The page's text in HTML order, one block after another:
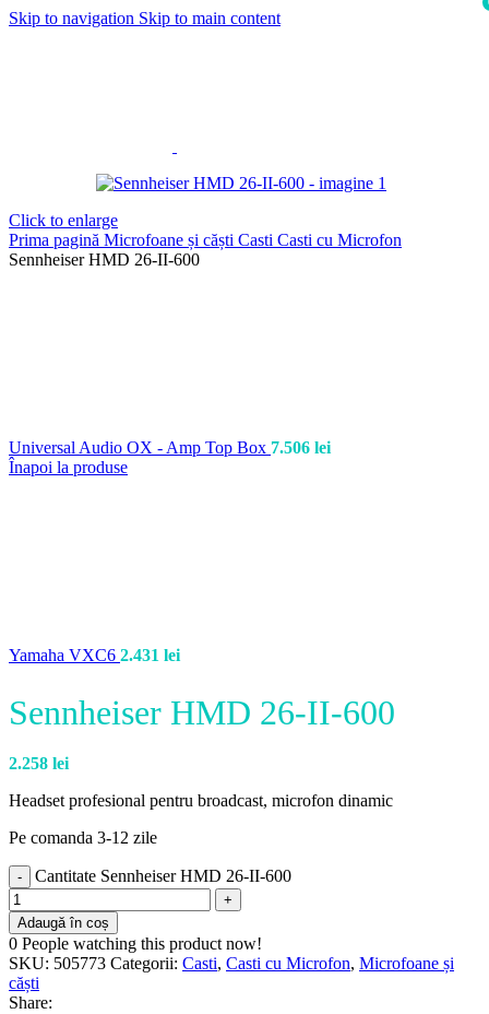
Skip to navigation Skip to main content
Click to enlarge
Prima pagină Microfoane și căști Casti Casti cu Microfon
Sennheiser HMD 26-II-600
Universal Audio OX - Amp Top Box 7.506 lei
Înapoi la produse
Yamaha VXC6 2.431 lei
Sennheiser HMD 26-II-600
2.258 lei
Headset profesional pentru broadcast, microfon dinamic
Pe comanda 3-12 zile
Cantitate Sennheiser HMD 26-II-600
Adaugă în coș
0 People watching this product now!
SKU: 505773 Categorii: Casti, Casti cu Microfon, Microfoane și
căști
Share: